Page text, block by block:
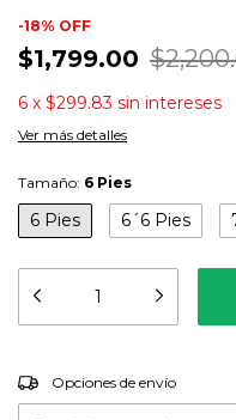
-18% OFF
$1,799.00
6 x $299.83 sin intereses
Ver más detalles
Tamaño: 6 Pies
6 Pies 6´6 Pies
Entregas para el CP:
Opciones de envío